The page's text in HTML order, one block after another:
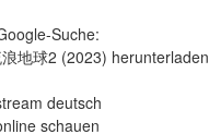
Suche:
地球2 (2023) herunterladen
deutsch
schauen